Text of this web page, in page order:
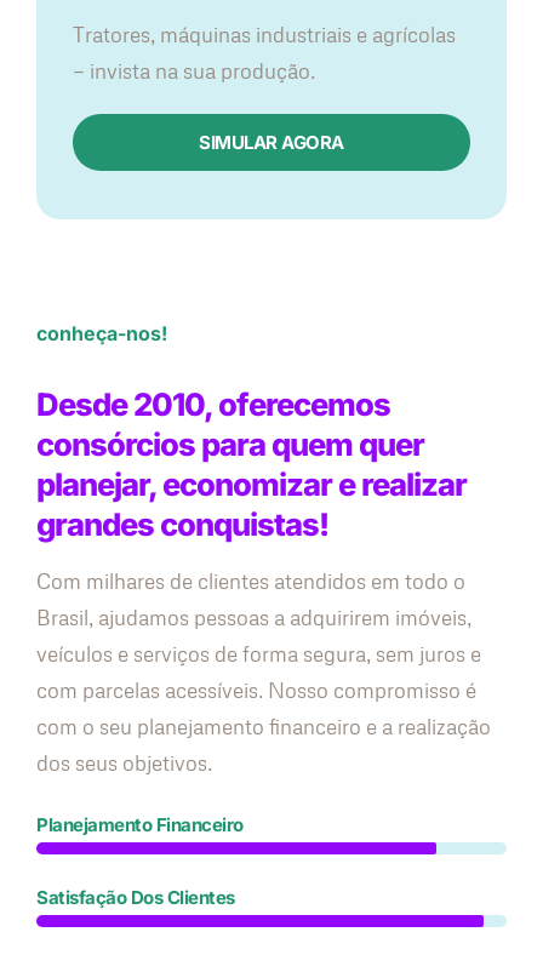
Tratores, máquinas industriais e agrícolas
— invista na sua produção.
SIMULAR AGORA
conheça-nos!
Desde 2010, oferecemos
consórcios para quem quer
planejar, economizar e realizar
grandes conquistas!
Com milhares de clientes atendidos em todo o
Brasil, ajudamos pessoas a adquirirem imóveis,
veículos e serviços de forma segura, sem juros e
com parcelas acessíveis. Nosso compromisso é
com o seu planejamento financeiro e a realização
dos seus objetivos.
Planejamento Financeiro
Satisfação Dos Clientes